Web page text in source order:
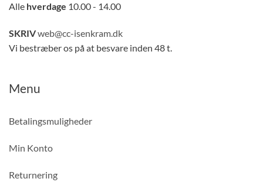
Alle hverdage 10.00 - 14.00
SKRIVweb@cc-isenkram.dk
Vi bestræber os på at besvare inden 48 t.
Menu
Betalingsmuligheder
Min Konto
Returnering